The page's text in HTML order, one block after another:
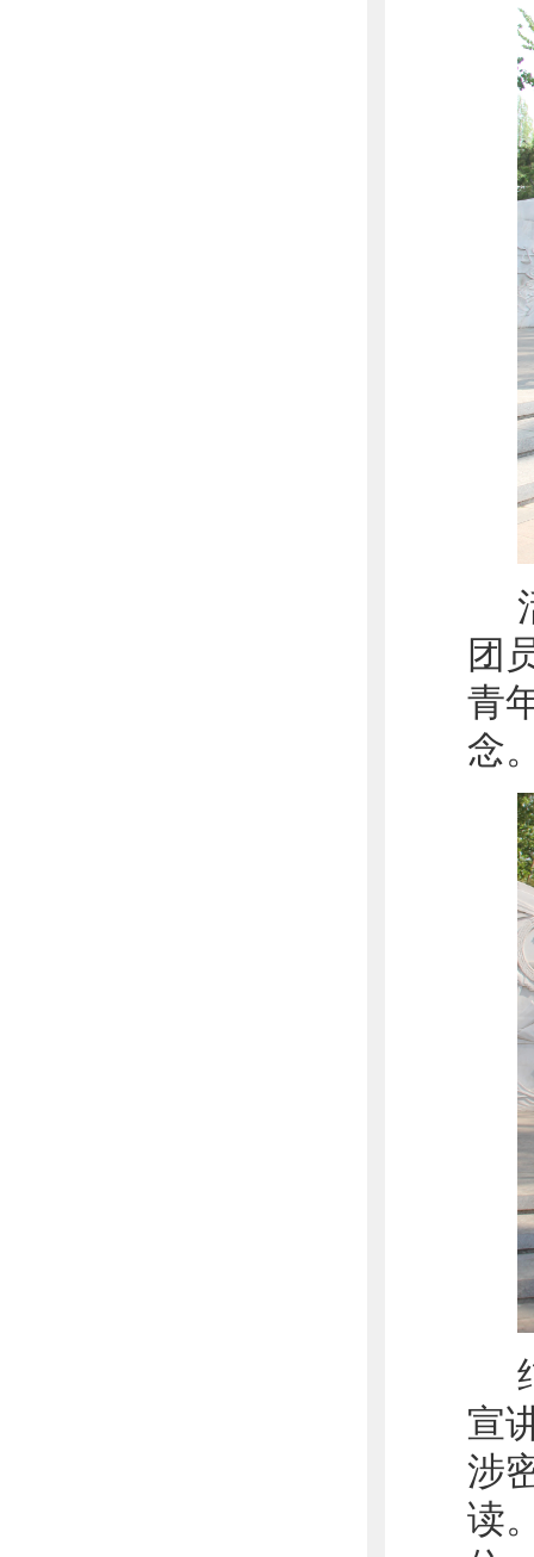
团
青
念
宣
涉
读